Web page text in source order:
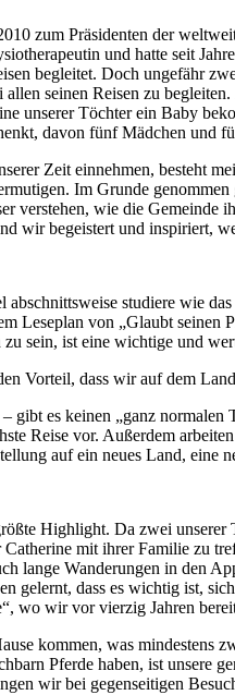
zum Präsidenten der
und hatte seit
begleitet. Doch ungefähr
seinen Reisen zu
unserer Töchter ein Baby
davon fünf Mädchen und
Zeit einnehmen, besteht
Im Grunde
verstehen, wie die
wir begeistert und inspiriert,
abschnittsweise studiere wie
Leseplan von „Glaubt
sein, ist eine wichtige und
Vorteil, dass wir auf dem
gibt es keinen „ganz
Reise vor. Außerdem
auf ein neues Land, eine
Highlight. Da zwei
mit ihrer Familie zu
lange Wanderungen in den
gelernt, dass es wichtig ist,
wo wir vor vierzig Jahren
kommen, was mindestens
Pferde haben, ist unsere
wir bei gegenseitigen